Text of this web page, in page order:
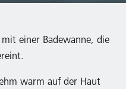
einer Badewanne, die
warm auf der Haut